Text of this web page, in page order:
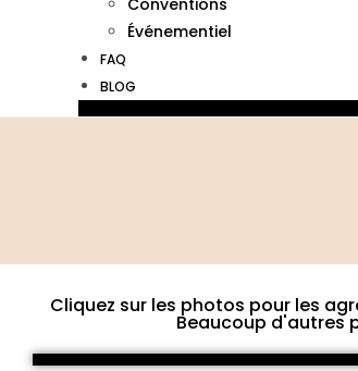
Conventions
Événementiel
FAQ
BLOG
Cliquez sur les photos pour les
Beaucoup d'autres